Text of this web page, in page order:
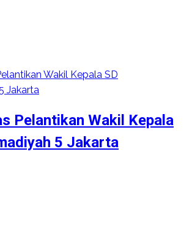
Pelantikan Wakil Kepala
5 Jakarta